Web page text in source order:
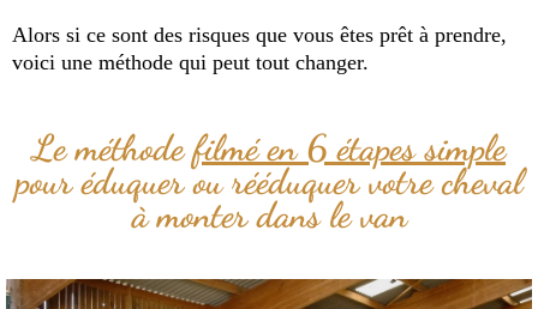
Alors si ce sont des risques que vous êtes prêt à prendre,
voici une méthode qui peut tout changer.
Le méthodefilmé en 6 étapes simple
pour éduquer ou rééduquer votre cheval
à monter dans le van